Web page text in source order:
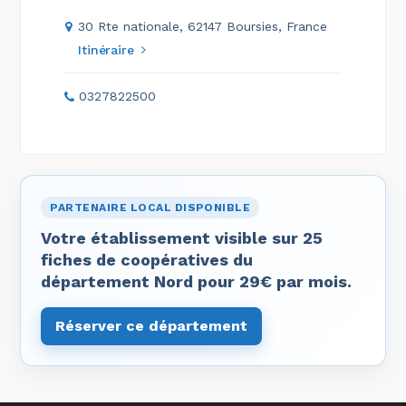
30 Rte nationale, 62147 Boursies, France
Itinéraire
0327822500
PARTENAIRE LOCAL DISPONIBLE
Votre établissement visible sur 25
fiches de coopératives du
département Nord pour 29€ par mois.
Réserver ce département